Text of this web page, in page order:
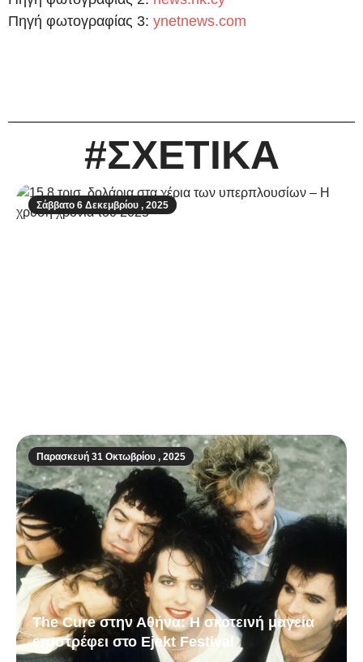
Πηγή φωτογραφίας 3: ynetnews.com
#ΣΧΕΤΙΚΑ
Σάββατο 6 Δεκεμβρίου , 2025
Παρασκευή 31 Οκτωβρίου , 2025
The Cure στην Αθήνα: Η σκοτεινή μαγεία
επιστρέφει στο Ejekt Festival